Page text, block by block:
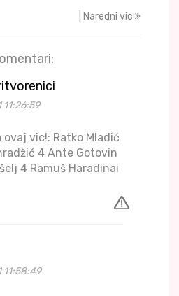
| Naredni vic
11:26:59
ovaj vic!: Ratko Mladić
4 Ante Gotovin
4 Ramuš Haradinai
11:58:49